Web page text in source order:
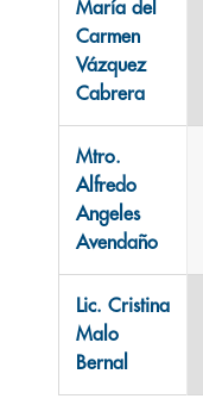
María del
Carmen
Vázquez
Cabrera
Mtro.
Alfredo
Angeles
Avendaño
Lic. Cristina
Malo
Bernal